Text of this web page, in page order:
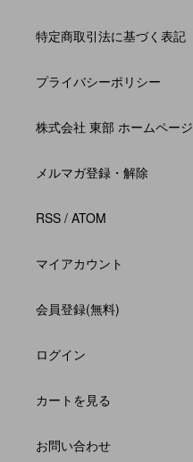
特定商取引法に基づく表記
プライバシーポリシー
株式会社 東部 ホームページ
メルマガ登録・解除
RSS / ATOM
マイアカウント
会員登録(無料)
ログイン
カートを見る
お問い合わせ